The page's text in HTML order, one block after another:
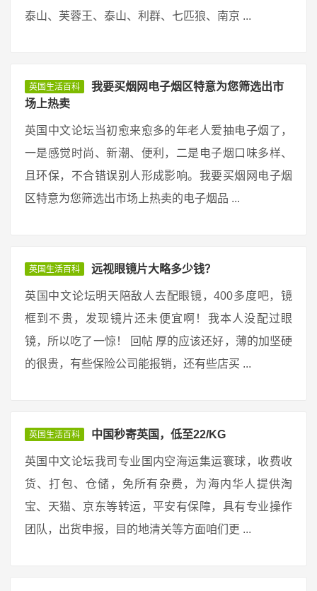
泰山、芙蓉王、泰山、利群、七匹狼、南京 ...
英国生活百科
我要买烟网电子烟区特意为您筛选出市
场上热卖
英国中文论坛当初愈来愈多的年老人爱抽电子烟了，
一是感觉时尚、新潮、便利，二是电子烟口味多样、
且环保，不合错误别人形成影响。我要买烟网电子烟
区特意为您筛选出市场上热卖的电子烟品 ...
英国生活百科 远视眼镜片大略多少钱？
英国中文论坛明天陪敌人去配眼镜，400多度吧，镜
框到不贵，发现镜片还未便宜啊！我本人没配过眼
镜，所以吃了一惊！ 回帖 厚的应该还好，薄的加坚硬
的很贵，有些保险公司能报销，还有些店买 ...
英国生活百科 中国秒寄英国，低至22/KG
英国中文论坛我司专业国内空海运集运寰球，收费收
货、打包、仓储，免所有杂费，为海内华人提供淘
宝、天猫、京东等转运，平安有保障，具有专业操作
团队，出货申报，目的地清关等方面咱们更 ...